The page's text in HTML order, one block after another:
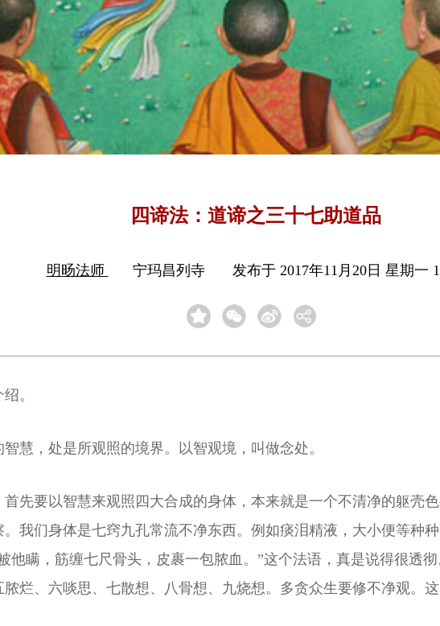
四谛法：道谛之三十七助道品
明旸法师 宁玛昌列寺 发布于 2017年11月20日 星期一
。
慧，处是所观照的境界。以智观境，叫做念处。
先要以智慧来观照四大合成的身体，本来就是一个不清净的躯壳
我们身体是七窍九孔常流不净东西。例如痰泪精液，大小便等种
他瞒，筋缠七尺骨头，皮裹一包脓血。”这个法语，真是说得很透
烂、六啖思、七散想、八骨想、九烧想。多贪众生要修不净观。